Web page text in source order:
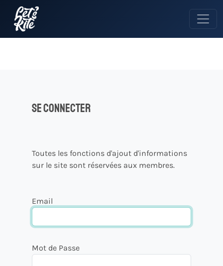
Se connecter
Toutes les fonctions d'ajout d'informations
sur le site sont réservées aux membres.
Email
Mot de Passe